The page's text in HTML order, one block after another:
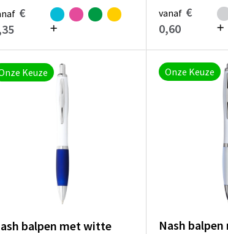
€
vanaf €
0,60
Keuze
balpen met witte
Onze Keuze
Nash balpen